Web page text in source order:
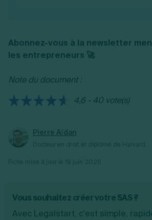
part, le président de SASU ne
l'assurance chômage donc en
chômage.
Abonnez-vous à la newsletter
les entrepreneurs 🚀
Note du document :
4,6 - 40 vote(s)
Pierre Aïdan
Vous souhaitez créer votre SAS ?
Avec Legalstart, c'est simple,